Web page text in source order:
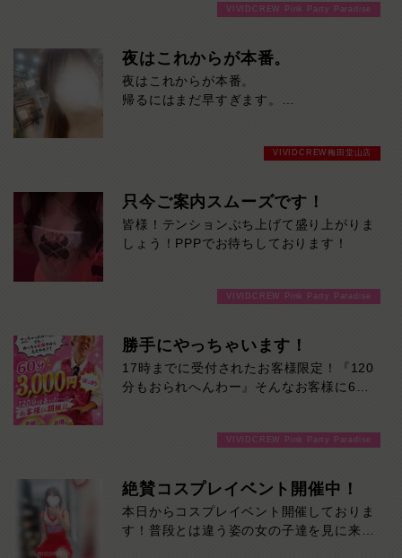
VIVIDCREW Pink Party Paradise
夜はこれからが本番。
夜はこれからが本番。
帰るにはまだ早すぎます。
VIVIDCREW梅田堂山店
只今ご案内スムーズです！
皆様！テンションぶち上げて盛り上がりま
しょう！PPPでお待ちしております！
VIVIDCREW Pink Party Paradise
勝手にやっちゃいます！
17時までに受付されたお客様限定！『120
分もおられへんわー』そんなお客様に60
めるチャンス！たっぷり楽しみたい方は
分！その日の予定に合わせてお選びくださ
い！ご来店お待ちしております！
VIVIDCREW Pink Party Paradise
絶賛コスプレイベント開催中！
本日からコスプレイベント開催しておりま
す！普段とは違う姿の女の子達を見に来て